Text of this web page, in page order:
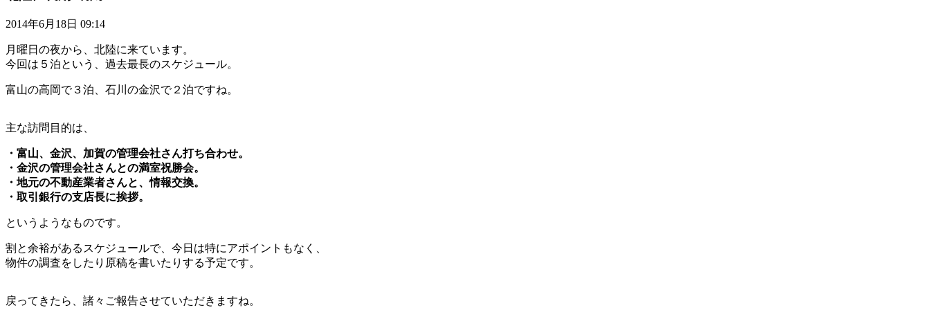
2014年6月18日 09:14
月曜日の夜から、北陸に来ています。
今回は５泊という、過去最長のスケジュール。
富山の高岡で３泊、石川の金沢で２泊ですね。
主な訪問目的は、
・富山、金沢、加賀の管理会社さん打ち合わせ。
・金沢の管理会社さんとの満室祝勝会。
・地元の不動産業者さんと、情報交換。
・取引銀行の支店長に挨拶。
というようなものです。
割と余裕があるスケジュールで、今日は特にアポイントもなく、
物件の調査をしたり原稿を書いたりする予定です。
戻ってきたら、諸々ご報告させていただきますね。